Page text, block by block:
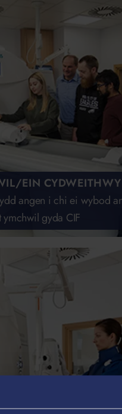
EIN
angen i chi ei wybod
ymchwil gyda CIF